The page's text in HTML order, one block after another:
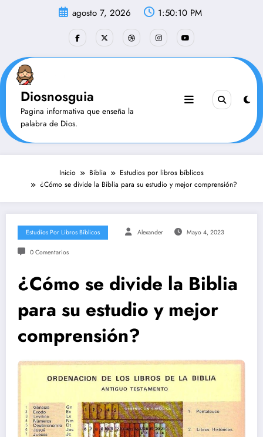
agosto 7, 2026 1:50:10 PM
Diosnosguia
Pagina informativa que enseña la
palabra de Dios.
Inicio Biblia
Estudios por libros bíblicos
¿Cómo se divide la Biblia para su estudio y mejor comprensión?
Estudios Por Libros Bíblicos Alexander Mayo 4, 2023
0 Comentarios
¿Cómo se divide la Biblia
para su estudio y mejor
comprensión?